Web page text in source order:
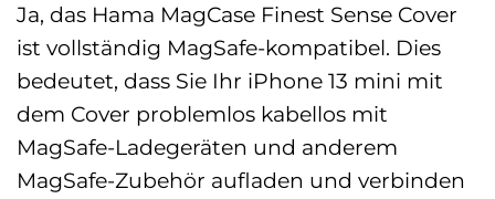
Ja, das Hama MagCase Finest Sense Cover
ist vollständig MagSafe-kompatibel. Dies
bedeutet, dass Sie Ihr iPhone 13 mini mit
dem Cover problemlos kabellos mit
MagSafe-Ladegeräten und anderem
MagSafe-Zubehör aufladen und verbinden